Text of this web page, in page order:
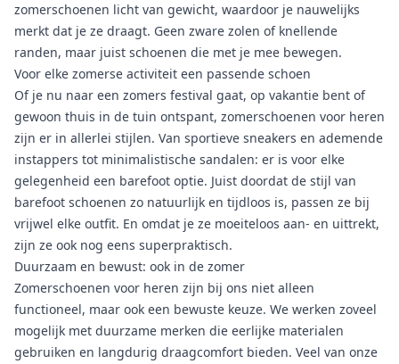
zomerschoenen licht van gewicht, waardoor je nauwelijks
merkt dat je ze draagt. Geen zware zolen of knellende
randen, maar juist schoenen die met je mee bewegen.
Voor elke zomerse activiteit een passende schoen
Of je nu naar een zomers festival gaat, op vakantie bent of
gewoon thuis in de tuin ontspant, zomerschoenen voor heren
zijn er in allerlei stijlen. Van sportieve sneakers en ademende
instappers tot minimalistische sandalen: er is voor elke
gelegenheid een barefoot optie. Juist doordat de stijl van
barefoot schoenen zo natuurlijk en tijdloos is, passen ze bij
vrijwel elke outfit. En omdat je ze moeiteloos aan- en uittrekt,
zijn ze ook nog eens superpraktisch.
Duurzaam en bewust: ook in de zomer
Zomerschoenen voor heren zijn bij ons niet alleen
functioneel, maar ook een bewuste keuze. We werken zoveel
mogelijk met duurzame merken die eerlijke materialen
gebruiken en langdurig draagcomfort bieden. Veel van onze